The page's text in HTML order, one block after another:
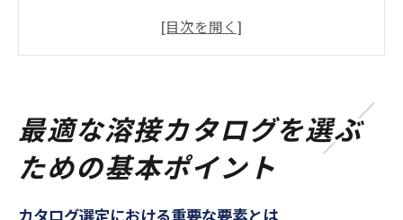
溶接カタログの比較ポイント
溶接作業を効率化するカタログ活用術
カタログ情報を活用して作業時間を短縮す
最適な溶接カタログを選ぶ
ための基本ポイント
カタログ選定における重要な要素とは